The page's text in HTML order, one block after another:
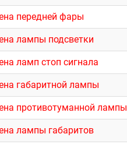
передней фары
лампы подсветки
ламп стоп сигнала
габаритной лампы
противотуманной лампы
лампы габаритов